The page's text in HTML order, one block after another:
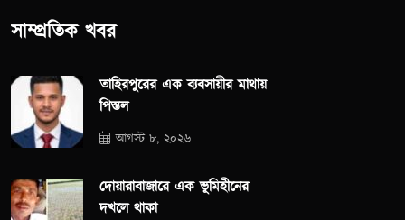
সাম্প্রতিক খবর
তাহিরপুরের এক ব্যবসায়ীর মাথায়
পিস্তল
আগস্ট ৮, ২০২৬
দোয়ারাবাজারে এক ভূমিহীনের
দখলে থাকা